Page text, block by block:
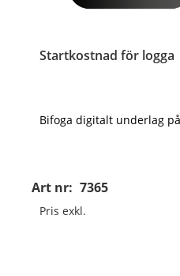
Startkostnad för logga
Art nr: 7365
Bifoga digitalt underlag
Pris exkl.